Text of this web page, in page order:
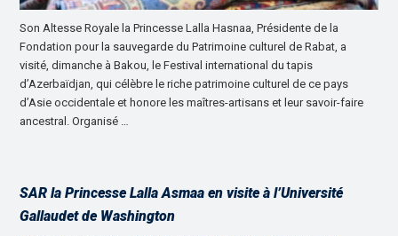
Son Altesse Royale la Princesse Lalla Hasnaa, Présidente de la
Fondation pour la sauvegarde du Patrimoine culturel de Rabat, a
visité, dimanche à Bakou, le Festival international du tapis
d’Azerbaïdjan, qui célèbre le riche patrimoine culturel de ce pays
d’Asie occidentale et honore les maîtres-artisans et leur savoir-faire
ancestral. Organisé …
SAR la Princesse Lalla Asmaa en visite à l’Université
Gallaudet de Washington